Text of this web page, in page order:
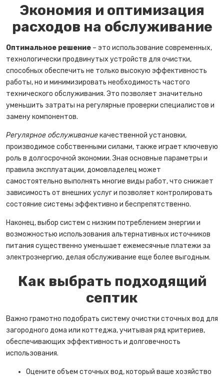
Экономия и оптимизация
расходов на обслуживание
Оптимальное решение – это использование современных,
технологически продвинутых устройств для очистки,
способных обеспечить не только высокую эффективность
работы, но и минимизировать необходимость частого
технического обслуживания. Это позволяет значительно
уменьшить затраты на регулярные проверки специалистов и
замену компонентов.
Регулярное обслуживаниекачественной установки,
производимое собственными силами, также играет ключевую
роль в долгосрочной экономии. Зная основные параметры и
правила эксплуатации, домовладелец может
самостоятельно выполнять многие виды работ, что снижает
зависимость от внешних услуг и позволяет контролировать
состояние системы эффективно и беспрепятственно.
Наконец, выбор систем с низким потреблением энергии и
возможностью использования альтернативных источников
питания существенно уменьшает ежемесячные платежи за
электроэнергию, делая обслуживание еще более выгодным.
Как выбрать подходящий
септик
Важно грамотно подобрать систему очистки сточных вод для
загородного дома или коттеджа, учитывая ряд критериев,
обеспечивающих эффективность и долговечность
использования.
Оцените объем сточных вод, который ваше хозяйство